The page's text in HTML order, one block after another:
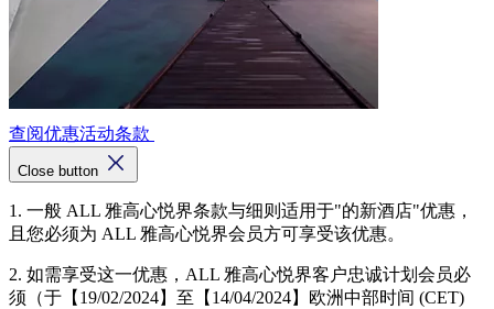
查阅优惠活动条款
Close button
1. 一般 ALL 雅高心悦界条款与细则适用于"的新酒店"优惠，
且您必须为 ALL 雅高心悦界会员方可享受该优惠。
2. 如需享受这一优惠，ALL 雅高心悦界客户忠诚计划会员必
须（于【19/02/2024】至【14/04/2024】欧洲中部时间 (CET)